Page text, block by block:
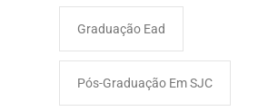
Graduação Ead
Pós-Graduação Em SJC